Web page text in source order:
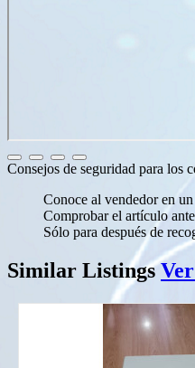
Consejos de seguridad para los
Conoce al vendedor en
Comprobar el artículo
Sólo para después de
Similar Listings